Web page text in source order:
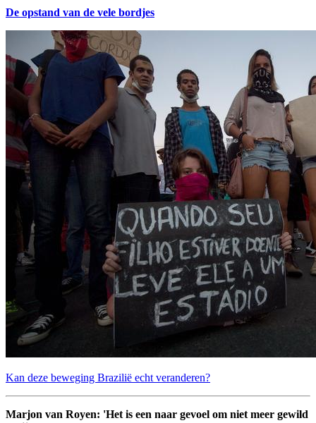
De opstand van de vele bordjes
Kan deze beweging Brazilië echt veranderen?
Marjon van Royen: 'Het is een naar gevoel om niet meer gewild